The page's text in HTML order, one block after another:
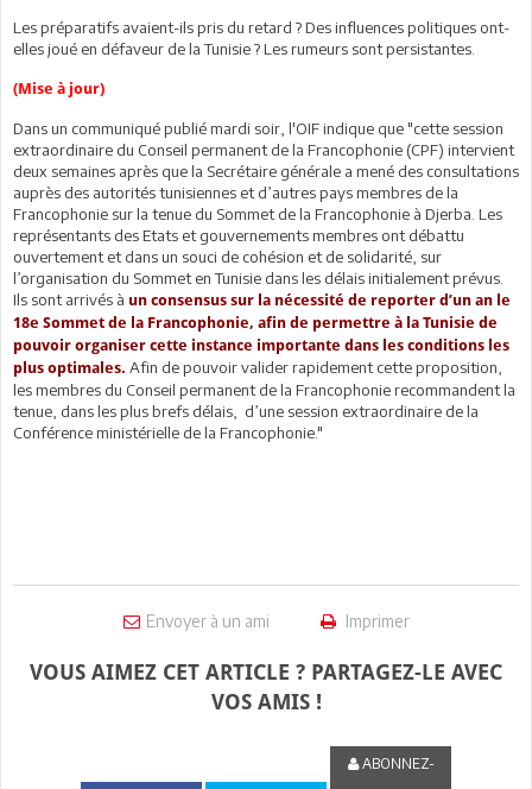
Les préparatifs avaient-ils pris du retard ? Des influences politiques ont-
elles joué en défaveur de la Tunisie ? Les rumeurs sont persistantes.
(Mise à jour)
Dans un communiqué publié mardi soir, l'OIF indique que "cette session
extraordinaire du Conseil permanent de la Francophonie (CPF) intervient
deux semaines après que la Secrétaire générale a mené des consultations
auprès des autorités tunisiennes et d’autres pays membres de la
Francophonie sur la tenue du Sommet de la Francophonie à Djerba. Les
représentants des Etats et gouvernements membres ont débattu
ouvertement et dans un souci de cohésion et de solidarité, sur
l’organisation du Sommet en Tunisie dans les délais initialement prévus.
Ils sont arrivés à un consensus sur la nécessité de reporter d’un an le
18e Sommet de la Francophonie, afin de permettre à la Tunisie de
pouvoir organiser cette instance importante dans les conditions les
plus optimales. Afin de pouvoir valider rapidement cette proposition,
les membres du Conseil permanent de la Francophonie recommandent la
tenue, dans les plus brefs délais, d’une session extraordinaire de la
Conférence ministérielle de la Francophonie."
Envoyer à un ami Imprimer
VOUS AIMEZ CET ARTICLE ? PARTAGEZ-LE AVEC
VOS AMIS !
ABONNEZ-